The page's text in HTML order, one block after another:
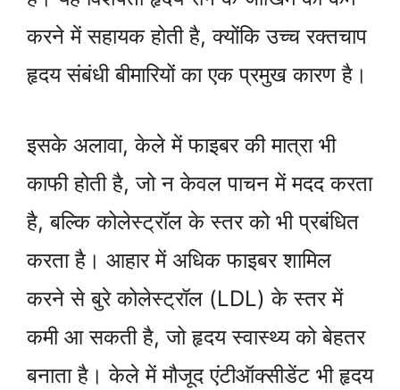
करने में सहायक होती है, क्योंकि उच्च रक्तचाप
हृदय संबंधी बीमारियों का एक प्रमुख कारण है।
इसके अलावा, केले में फाइबर की मात्रा भी
काफी होती है, जो न केवल पाचन में मदद करता
है, बल्कि कोलेस्ट्रॉल के स्तर को भी प्रबंधित
करता है। आहार में अधिक फाइबर शामिल
करने से बुरे कोलेस्ट्रॉल (LDL) के स्तर में
कमी आ सकती है, जो हृदय स्वास्थ्य को बेहतर
बनाता है। केले में मौजूद एंटीऑक्सीडेंट भी हृदय